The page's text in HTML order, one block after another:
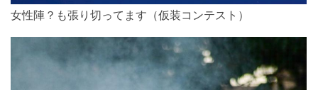
女性陣？も張り切ってます（仮装コンテスト）